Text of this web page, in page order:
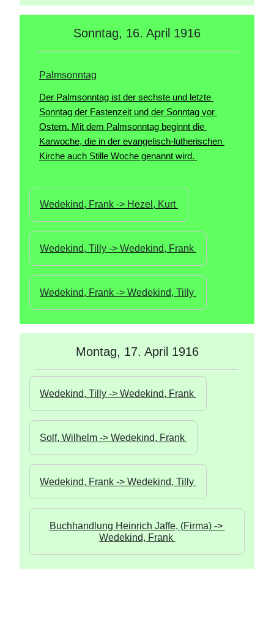
Sonntag, 16. April 1916
Palmsonntag
Der Palmsonntag ist der sechste und letzte
Sonntag der Fastenzeit und der Sonntag vor
Ostern. Mit dem Palmsonntag beginnt die
Karwoche, die in der evangelisch-lutherischen
Kirche auch Stille Woche genannt wird.
Wedekind, Frank -> Hezel, Kurt
Wedekind, Tilly -> Wedekind, Frank
Wedekind, Frank -> Wedekind, Tilly
Montag, 17. April 1916
Wedekind, Tilly -> Wedekind, Frank
Solf, Wilhelm -> Wedekind, Frank
Wedekind, Frank -> Wedekind, Tilly
Buchhandlung Heinrich Jaffe, (Firma) ->
Wedekind, Frank